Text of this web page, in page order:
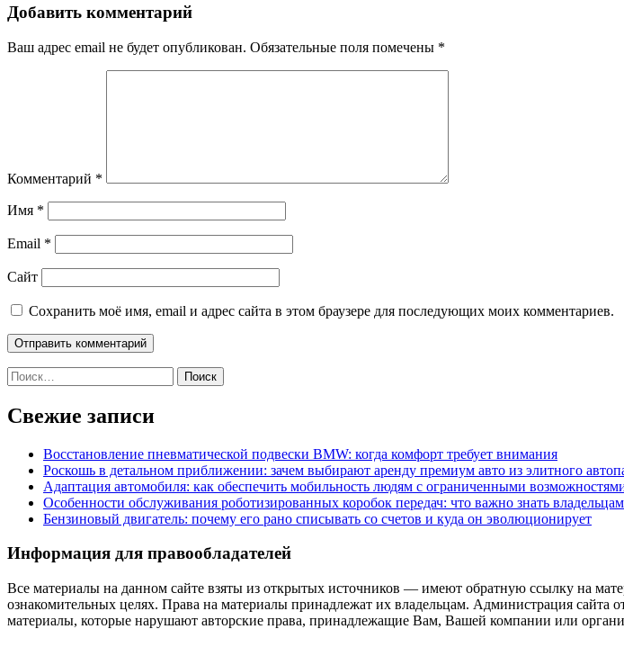
Добавить комментарий
Ваш адрес email не будет опубликован. Обязательные поля помечены *
Комментарий *
Имя *
Email *
Сайт
Сохранить моё имя, email и адрес сайта в этом браузере для последующих моих комментариев.
Найти:
Свежие записи
Восстановление пневматической подвески BMW: когда комфорт требует внимания
Роскошь в детальном приближении: зачем выбирают аренду премиум авто из элитного
Адаптация автомобиля: как обеспечить мобильность людям с ограниченными
Особенности обслуживания роботизированных коробок передач: что важно знать владельцам
Бензиновый двигатель: почему его рано списывать со счетов и куда он эволюционирует
Информация для правообладателей
Все материалы на данном сайте взяты из открытых источников — имеют обратную ссылку на
ознакомительных целях. Права на материалы принадлежат их владельцам. Администрация сайта
материалы, которые нарушают авторские права, принадлежащие Вам, Вашей компании или